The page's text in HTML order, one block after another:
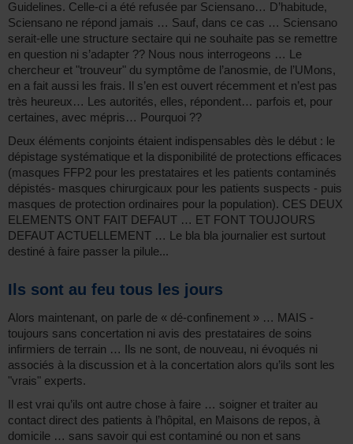
Guidelines. Celle-ci a été refusée par Sciensano… D’habitude,
Sciensano ne répond jamais … Sauf, dans ce cas … Sciensano
serait-elle une structure sectaire qui ne souhaite pas se remettre
en question ni s’adapter ?? Nous nous interrogeons … Le
chercheur et "trouveur" du symptôme de l’anosmie, de l’UMons,
en a fait aussi les frais. Il s’en est ouvert récemment et n’est pas
très heureux… Les autorités, elles, répondent… parfois et, pour
certaines, avec mépris… Pourquoi ??
Deux éléments conjoints étaient indispensables dès le début : le
dépistage systématique et la disponibilité de protections efficaces
(masques FFP2 pour les prestataires et les patients contaminés
dépistés- masques chirurgicaux pour les patients suspects - puis
masques de protection ordinaires pour la population). CES DEUX
ELEMENTS ONT FAIT DEFAUT … ET FONT TOUJOURS
DEFAUT ACTUELLEMENT … Le bla bla journalier est surtout
destiné à faire passer la pilule...
Ils sont au feu tous les jours
Alors maintenant, on parle de « dé-confinement » … MAIS -
toujours sans concertation ni avis des prestataires de soins
infirmiers de terrain … Ils ne sont, de nouveau, ni évoqués ni
associés à la discussion et à la concertation alors qu’ils sont les
"vrais" experts.
Il est vrai qu’ils ont autre chose à faire … soigner et traiter au
contact direct des patients à l’hôpital, en Maisons de repos, à
domicile … sans savoir qui est contaminé ou non et sans